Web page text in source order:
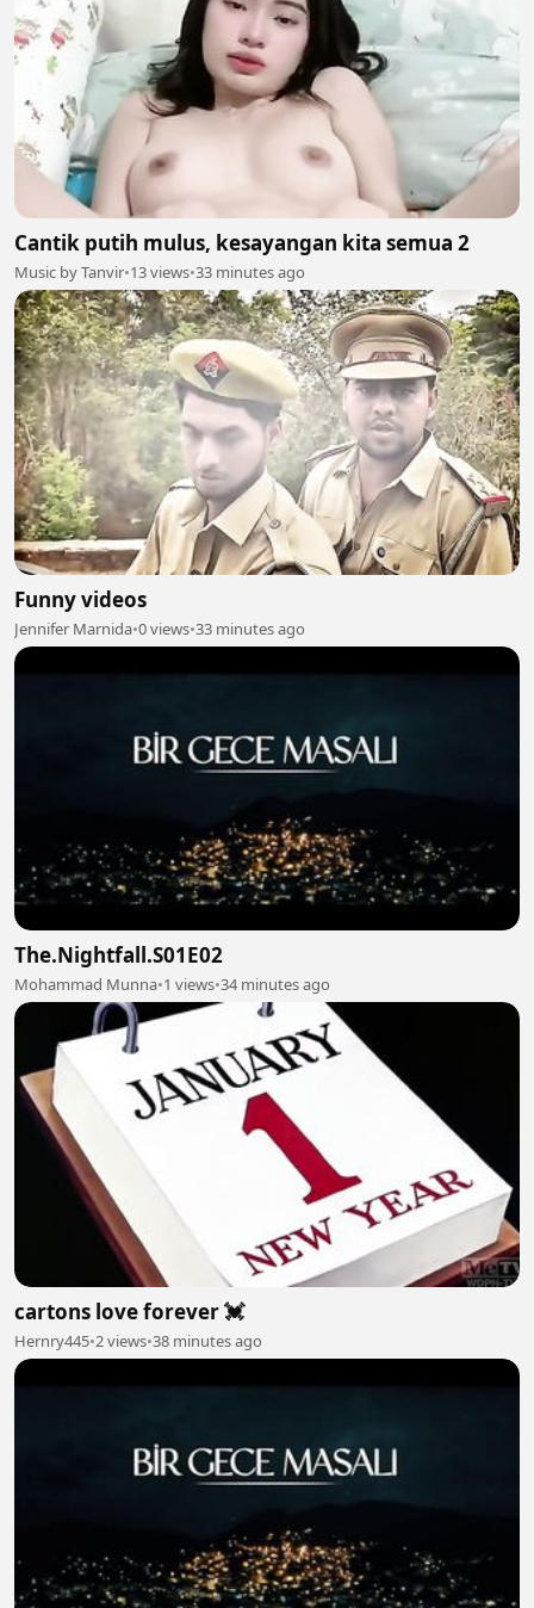
Cantik putih mulus, kesayangan kita semua 2
Music by Tanvir•13 views•33 minutes ago
Funny videos
Jennifer Marnida•0 views•33 minutes ago
The.Nightfall.S01E02
Mohammad Munna•1 views•34 minutes ago
cartons love forever 💓
Hernry445•2 views•38 minutes ago